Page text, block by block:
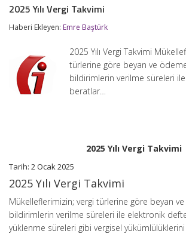
Vergi
için
2025 Yılı Vergi Takvimi
Haberi Ekleyen: Emre Baştürk
2025 Yılı Vergi Takvimi
türlerine göre beyan ve
bildirimlerin verilme süreleri
beratlar…
2025 Yılı Vergi Takvimi
Tarih: 2 Ocak 2025
2025 Yılı Vergi Takvimi
Mükelleflerimizin; vergi türlerine göre beyan
bildirimlerin verilme süreleri ile elektronik
yüklenme süreleri gibi vergisel